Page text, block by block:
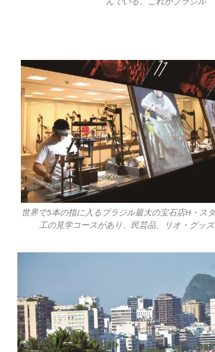
世界で5本の指に入るブラジル最大の宝石店H・ス
工の見学コースがあり、民芸品、リオ・グッ